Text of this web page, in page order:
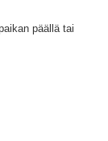
päällä tai